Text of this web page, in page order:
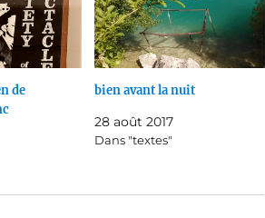
de
bien avant la nuit
28 août 2017
Dans "textes"